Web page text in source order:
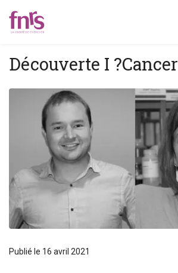
Découverte I ?Cancer
Publié le 16 avril 2021